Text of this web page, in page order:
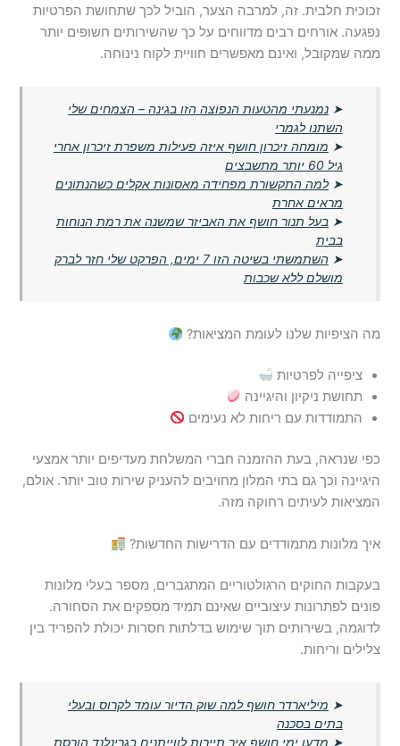
זכוכית חלבית. זה, למרבה הצער, הוביל לכך שתחושת הפרטיות
נפגעה. אורחים רבים מדווחים על כך שהשירותים חשופים יותר
ממה שמקובל, ואינם מאפשרים חוויית לקוח נינוחה.
➤נמנעתי מהטעות הנפוצה הזו בגינה – הצמחים שלי
השתנו לגמרי
➤ מומחה זיכרון חושף איזה פעילות משפרת זיכרון אחרי
גיל 60 יותר מתשבצים
➤למה התקשורת מפחידה מאסונות אקלים כשהנתונים
מראים אחרת
➤בעל תנור חושף את האביזר שמשנה את רמת הנוחות
בבית
➤
השתמשתי בשיטה הזו 7 ימים, הפרקט שלי חזר לברק
מושלם ללא שכבות
מה הציפיות שלנו לעומת המציאות?
ציפייה לפרטיות
תחושת ניקיון והיגיינה
התמודדות עם ריחות לא נעימים
כפי שנראה, בעת ההזמנה חברי המשלחת מעדיפים יותר אמצעי
היגיינה וכך גם בתי המלון מחויבים להעניק שירות טוב יותר. אולם,
המציאות לעיתים רחוקה מזה.
איך מלונות מתמודדים עם הדרישות החדשות?
בעקבות החוקים הרגולטוריים המתגברים, מספר בעלי מלונות
פונים לפתרונות עיצוביים שאינם תמיד מספקים את הסחורה.
לדוגמה, בשירותים תוך שימוש בדלתות חסרות יכולת להפריד בין
צלילים וריחות.
➤ מיליארדר חושף למה שוק הדיור עומד לקרוס ובעלי
בתים בסכנה
➤ מדען ימי חושף איך תיירות לווייתנים בגרינלנד הורסת